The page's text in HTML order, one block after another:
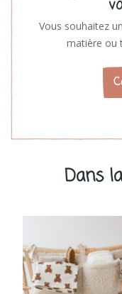
Vous souhaitez
matière ou
Dans